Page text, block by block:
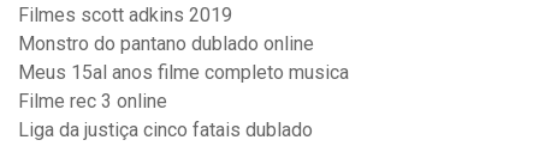
Filmes scott adkins 2019
Monstro do pantano dublado online
Meus 15al anos filme completo musica
Filme rec 3 online
Liga da justiça cinco fatais dublado